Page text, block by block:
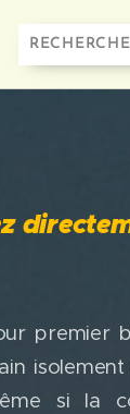
premier
si la